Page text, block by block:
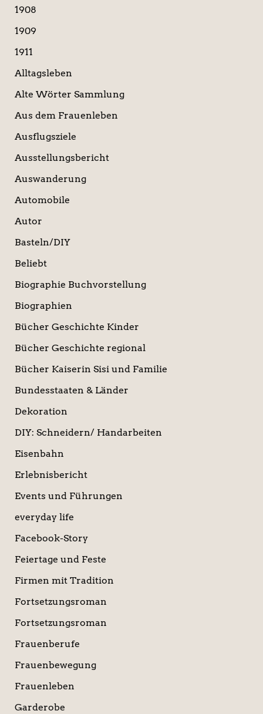
n
a
h
1908
1909
1911
Alltagsleben
Alte Wörter Sammlung
Aus dem Frauenleben
Ausflugsziele
Ausstellungsbericht
Auswanderung
Automobile
Autor
Basteln/DIY
Beliebt
Biographie Buchvorstellung
Biographien
Bücher Geschichte Kinder
Bücher Geschichte regional
Bücher Kaiserin Sisi und Familie
Bundesstaaten & Länder
Dekoration
DIY: Schneidern/ Handarbeiten
Eisenbahn
Erlebnisbericht
Events und Führungen
everyday life
Facebook-Story
Feiertage und Feste
Firmen mit Tradition
Fortsetzungsroman
Fortsetzungsroman
Frauenberufe
Frauenbewegung
Frauenleben
Garderobe